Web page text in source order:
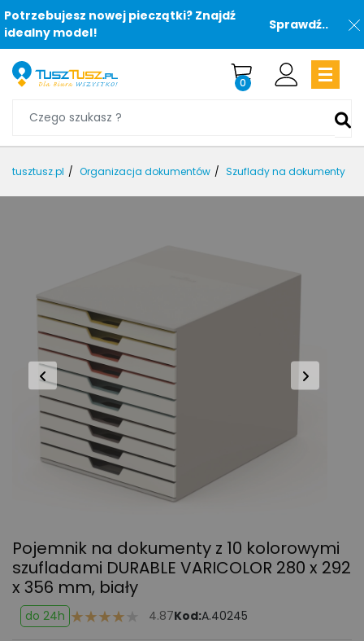
Potrzebujesz nowej pieczątki? Znajdź
idealny model!
Sprawdź..
0
tusztusz.pl Organizacja dokumentów Szuflady na dokumenty
Pojemnik na dokumenty z 10 kolorowymi
szufladami DURABLE VARICOLOR 280 x 292
x 356 mm, biały
do 24h 4.87Kod:A.40245